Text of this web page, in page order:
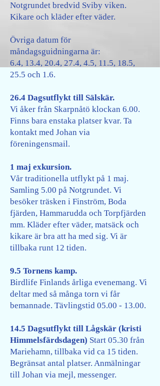
Notgrundet bredvid Sviby viken.
Kikare och kläder efter väder.
Övriga datum för
måndagsguidningarna är:
6.4, 13.4, 20.4, 27.4, 4.5, 11.5, 18.5,
25.5 och 1.6.
26.4 Dagsutflykt till Sälskär.
Vi åker från Skarpnåtö klockan 6.00.
Finns bara enstaka platser kvar. Ta
kontakt med Johan via
föreningensmail.
1 maj exkursion.
Vår traditionella utflykt på 1 maj.
Samling 5.00 på Notgrundet. Vi
besöker träsken i Finström, Boda
fjärden, Hammarudda och Torpfjärden
mm. Kläder efter väder, matsäck och
kikare är bra att ha med sig. Vi är
tillbaka runt 12 tiden.
9.5 Tornens kamp.
Birdlife Finlands årliga evenemang. Vi
deltar med så många torn vi får
bemannade. Tävlingstid 05.00 - 13.00.
14.5 Dagsutflykt till Lågskär (kristi
Himmelsfärdsdagen) Start 05.30 från
Mariehamn, tillbaka vid ca 15 tiden.
Begränsat antal platser. Anmälningar
till Johan via mejl, messenger.